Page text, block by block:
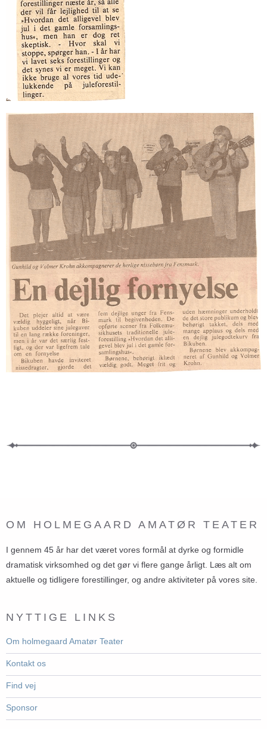
OM HOLMEGAARD AMATØR TEATER
I gennem 45 år har det været vores formål at dyrke og formidle
dramatisk virksomhed og det gør vi flere gange årligt. Læs alt om
aktuelle og tidligere forestillinger, og andre aktiviteter på vores site.
NYTTIGE LINKS
Om holmegaard Amatør Teater
Kontakt os
Find vej
Sponsor